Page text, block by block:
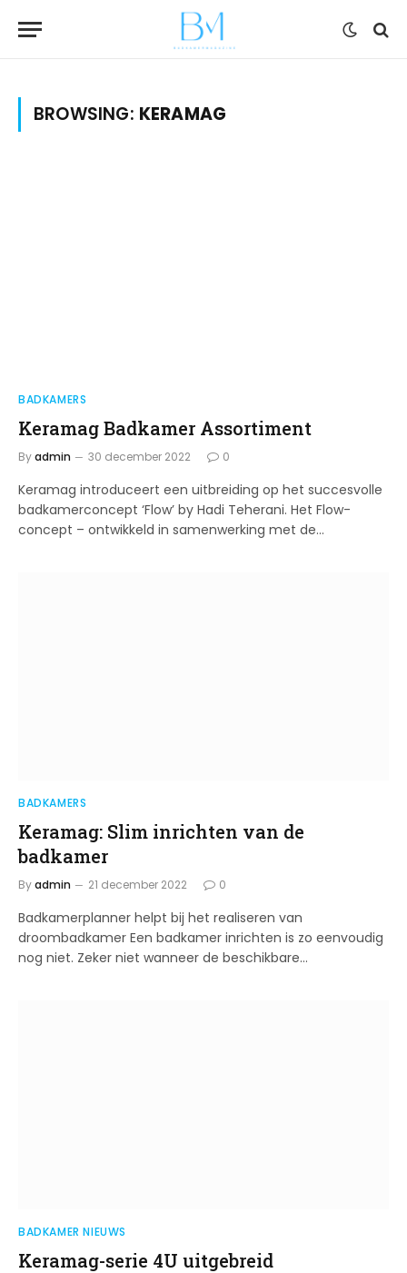
BROWSING: KERAMAG
BADKAMERS
Keramag Badkamer Assortiment
Byadmin 30 december 2022 0
Keramag introduceert een uitbreiding op het succesvolle
badkamerconcept ‘Flow’ by Hadi Teherani. Het Flow-
concept – ontwikkeld in samenwerking met de…
BADKAMERS
Keramag: Slim inrichten van de
badkamer
Byadmin 21 december 2022 0
Badkamerplanner helpt bij het realiseren van
droombadkamer Een badkamer inrichten is zo eenvoudig
nog niet. Zeker niet wanneer de beschikbare…
BADKAMER NIEUWS
Keramag-serie 4U uitgebreid